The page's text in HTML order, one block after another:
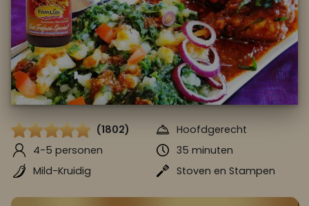
Zomervakantie 2026
Koop ons bestseller kookboek
Ofklik hierom je aan te melden voor Mijn Kookboek.
(1802)
Hoofdgerecht
4-5 personen
35 minuten
Mild-Kruidig
Stoven en Stampen